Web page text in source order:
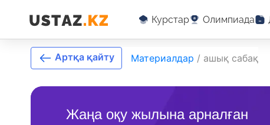
Курстар Олимпиада
Жаңа оқу жылына арналған
Артқа қайту Материалдар / ашық сабақ